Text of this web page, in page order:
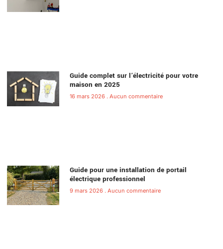
Guide complet sur l’électricité pour votre
maison en 2025
16 mars 2026 Aucun commentaire
Guide pour une installation de portail
électrique professionnel
9 mars 2026 Aucun commentaire